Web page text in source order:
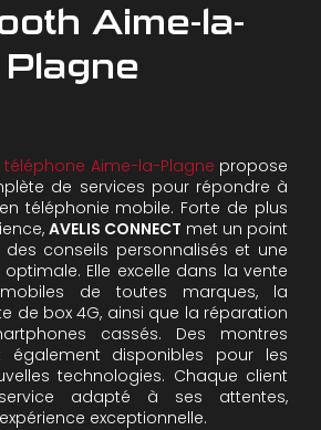
Aime-la-
Plagne
Aime-la-Plagne propose
de services pour répondre à
téléphonie mobile. Forte de plus
AVELIS CONNECT met un point
conseils personnalisés et une
Elle excelle dans la vente
de toutes marques, la
de box 4G, ainsi que la réparation
cassés. Des montres
également disponibles pour les
technologies. Chaque client
adapté à ses attentes,
exceptionnelle.